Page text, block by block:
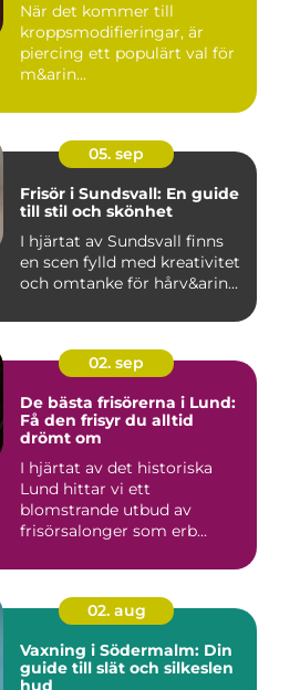
När det kommer till
kroppsmodifieringar, är
piercing ett populärt val för
m&arin...
05. sep
Frisör i Sundsvall: En guide
till stil och skönhet
I hjärtat av Sundsvall finns
en scen fylld med kreativitet
och omtanke för hårv&arin...
02. sep
De bästa frisörerna i Lund:
Få den frisyr du alltid
drömt om
I hjärtat av det historiska
Lund hittar vi ett
blomstrande utbud av
frisörsalonger som erb...
02. aug
Vaxning i Södermalm: Din
guide till slät och silkeslen
hud